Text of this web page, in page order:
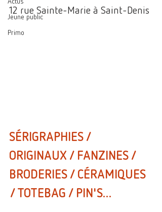
Jeune public
Primo
12 rue Sainte-Marie à Saint-Denis
SÉRIGRAPHIES /
ORIGINAUX / FANZINES /
BRODERIES / CÉRAMIQUES
/ TOTEBAG / PIN'S...